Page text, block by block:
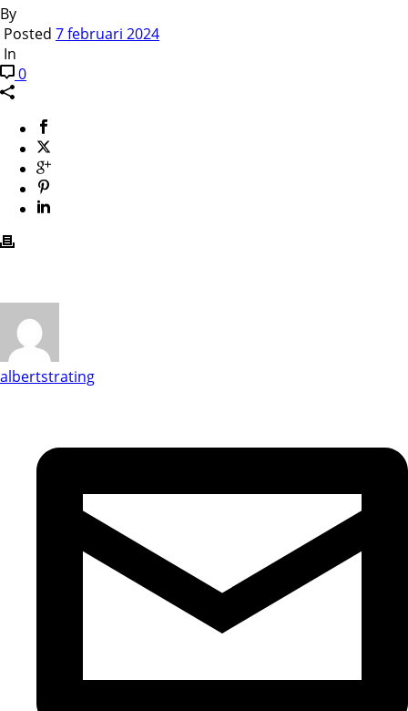
By
Posted 7 februari 2024
In
0
albertstrating